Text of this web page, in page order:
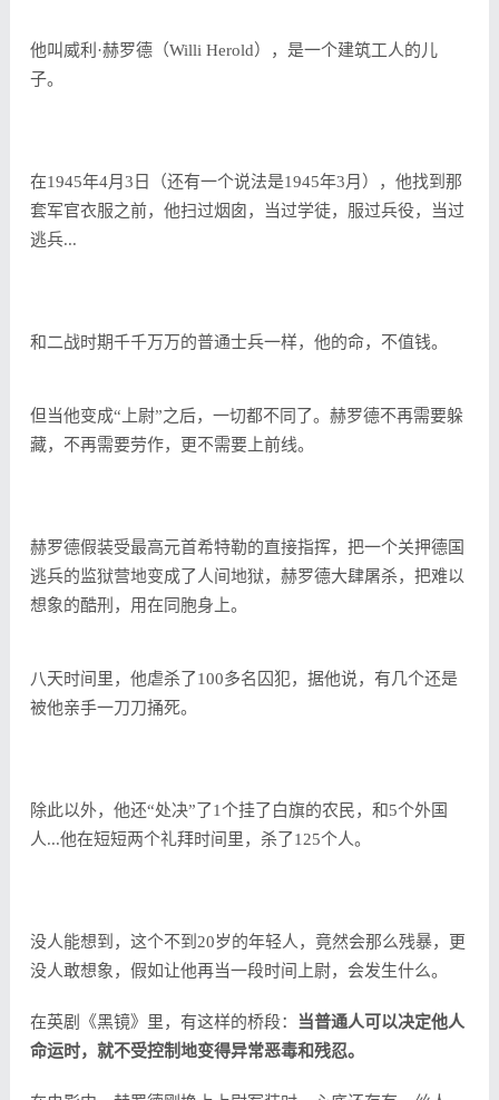
他叫威利·赫罗德（Willi Herold），是一个建筑工人的儿
子。
在1945年4月3日（还有一个说法是1945年3月），他找到那
套军官衣服之前，他扫过烟囱，当过学徒，服过兵役，当过
逃兵...
和二战时期千千万万的普通士兵一样，他的命，不值钱。
但当他变成“上尉”之后，一切都不同了。赫罗德不再需要躲
藏，不再需要劳作，更不需要上前线。
赫罗德假装受最高元首希特勒的直接指挥，把一个关押德国
逃兵的监狱营地变成了人间地狱，赫罗德大肆屠杀，把难以
想象的酷刑，用在同胞身上。
八天时间里，他虐杀了100多名囚犯，据他说，有几个还是
被他亲手一刀刀捅死。
除此以外，他还“处决”了1个挂了白旗的农民，和5个外国
人...他在短短两个礼拜时间里，杀了125个人。
没人能想到，这个不到20岁的年轻人，竟然会那么残暴，更
没人敢想象，假如让他再当一段时间上尉，会发生什么。
在英剧《黑镜》里，有这样的桥段：
当普通人可以决定他人
命运时，就不受控制地变得异常恶毒和残忍。